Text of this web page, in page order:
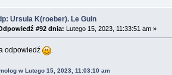
Ursula K(roeber). Le Guin
#92 dnia: Lutego 15, 2023, 11:33:51 am »
odpowiedź .
w Lutego 15, 2023, 11:03:10 am